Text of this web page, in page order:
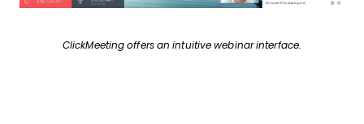
ClickMeeting offers an intuitive webinar interface.